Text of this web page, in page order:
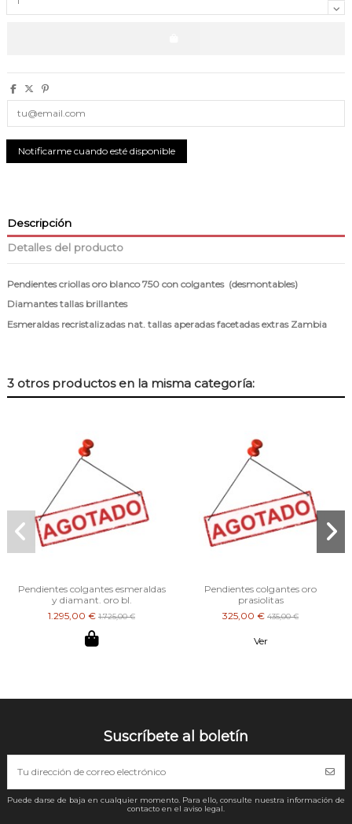
Descripción
Detalles del producto
Pendientes criollas oro blanco 750 con colgantes (desmontables)
Diamantes tallas brillantes
Esmeraldas recristalizadas nat. tallas aperadas facetadas extras Zambia
3 otros productos en la misma categoría:
Pendientes colgantes esmeraldas
y diamant. oro bl.
1.295,00 € 1.725,00 €
Pendientes colgantes oro
prasiolitas
325,00 € 435,00 €
Ver
Suscríbete al boletín
Puede darse de baja en cualquier momento. Para ello, consulte nuestra información de
contacto en el aviso legal.